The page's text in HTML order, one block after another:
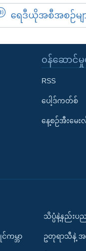
ရေဒီယိုအစီအစဉ်မျ
၀န်ဆောင်မှုမ
RSS
ပေါ့ဒ်ကတ်စ်
နေ့စဉ်အီးမေ
ကမ္ဘာ
သိပ္ပံနဲ့နည်းပ
ဥတုရာသီနဲ့ အ